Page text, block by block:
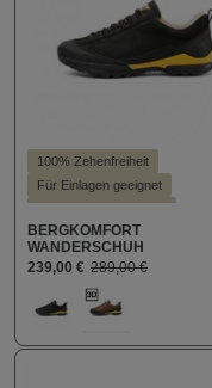
100% Zehenfreiheit
Für Einlagen geeignet
Hohe Dämpfung
Leichter Einstieg
BERGKOMFORT
WANDERSCHUH
239,00 € 289,00 €
Farbe auswählen
179
(Diese Option ist
289